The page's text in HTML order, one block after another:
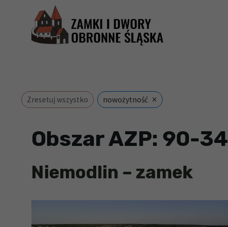
Zresetuj wszystko nowożytność ×
Obszar AZP: 90-34
Niemodlin – zamek